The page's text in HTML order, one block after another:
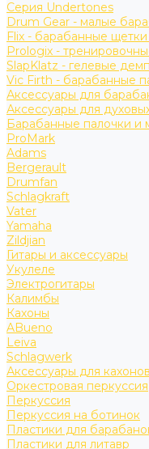
Серия Undertones
Drum Gear - малые
Flix - барабанные
Prologix -
SlapKlatz - гелевые
Vic Firth - барабанные
Аксессуары для
Аксессуары для
Барабанные палочки и
ProMark
Adams
Bergerault
Drumfan
Schlagkraft
Vater
Yamaha
Zildjian
Гитары и аксессуары
Укулеле
Электрогитары
Калимбы
Кахоны
ABueno
Leiva
Schlagwerk
Аксессуары для кахонов
Оркестровая перкуссия
Перкуссия
Перкуссия на ботинок
Пластики для
Пластики для литавр